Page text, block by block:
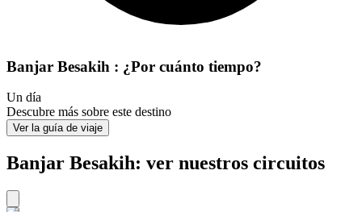
Banjar Besakih : ¿Por cuánto tiempo?
Un día
Descubre más sobre este destino
Ver la guía de viaje
Banjar Besakih: ver nuestros circuitos